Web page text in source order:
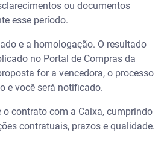
ou documentos
esse período.
e a homologação. O resultado
no Portal de Compras da
for a vencedora, o processo
e você será notificado.
o contrato com a Caixa, cumprindo
contratuais, prazos e qualidade.